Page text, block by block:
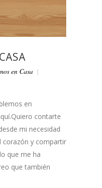
en Casa
en
contarte
mi necesidad
corazón y compartir
que me ha
que también